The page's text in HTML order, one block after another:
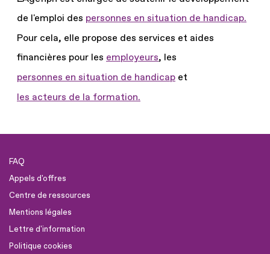
de l'emploi des personnes en situation de handicap.
Pour cela, elle propose des services et aides
financières pour les employeurs, les
personnes en situation de handicap et
les acteurs de la formation.
FAQ
Appels d'offres
Centre de ressources
Mentions légales
Lettre d'information
Politique cookies